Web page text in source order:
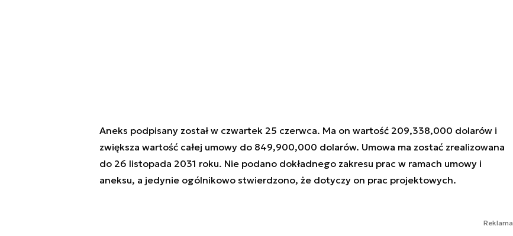
Aneks podpisany został w czwartek 25 czerwca. Ma on wartość 209,338,000 dolarów i
zwiększa wartość całej umowy do 849,900,000 dolarów. Umowa ma zostać zrealizowana
do 26 listopada 2031 roku. Nie podano dokładnego zakresu prac w ramach umowy i
aneksu, a jedynie ogólnikowo stwierdzono, że dotyczy on prac projektowych.
Reklama